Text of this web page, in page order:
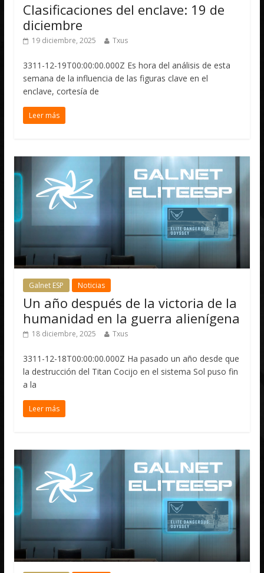
Clasificaciones del enclave: 19 de
diciembre
19 diciembre, 2025 Txus
3311-12-19T00:00:00.000Z Es hora del análisis de esta
semana de la influencia de las figuras clave en el
enclave, cortesía de
Leer más
Galnet ESP Noticias
Un año después de la victoria de la
humanidad en la guerra alienígena
18 diciembre, 2025 Txus
3311-12-18T00:00:00.000Z Ha pasado un año desde que
la destrucción del Titan Cocijo en el sistema Sol puso fin
a la
Leer más